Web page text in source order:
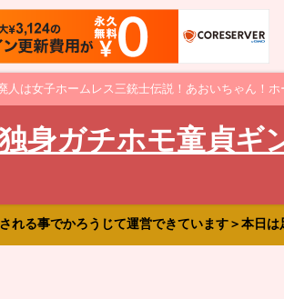
は女子ホームレス三銃士伝説！あおいちゃん！ホ
身ガチホモ童貞ギ
る事でかろうじて運営できています＞本日は